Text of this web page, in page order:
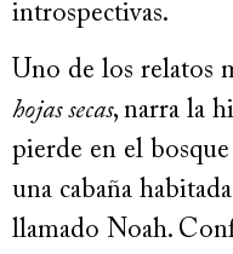
introspectivas.
Uno de los relatos
hojas secas, narra la
pierde en el
una cabaña
llamado Noah.